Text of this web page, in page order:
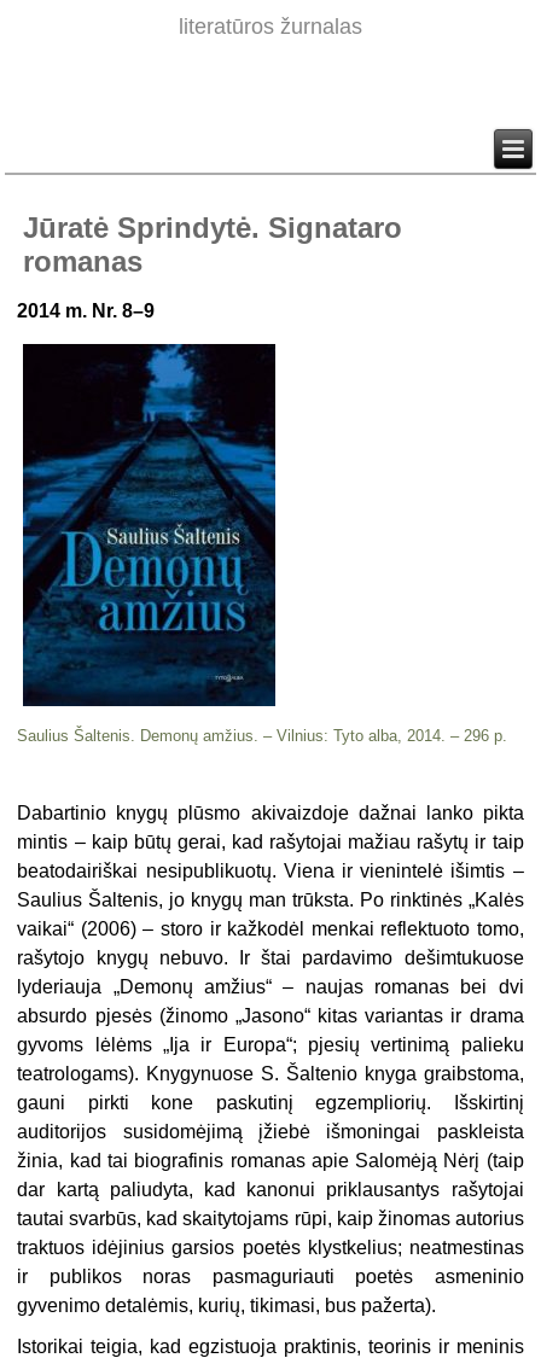
literatūros žurnalas
Jūratė Sprindytė. Signataro
romanas
2014 m. Nr. 8–9
Saulius Šaltenis. Demonų amžius. – Vilnius: Tyto alba, 2014. – 296 p.
Dabartinio knygų plūsmo akivaiz­doje dažnai lanko pikta
mintis – kaip būtų gerai, kad rašytojai mažiau ra­šytų ir taip
beatodairiškai nesipublikuotų. Viena ir vienintelė išimtis –
Saulius Šaltenis, jo knygų man trūks­ta. Po rinktinės „Kalės
vaikai“ (2006) – storo ir kažkodėl menkai reflektuoto tomo,
rašytojo knygų nebuvo. Ir štai pardavimo dešimtukuose
lyderiauja „Demonų amžius“ – naujas romanas bei dvi
absurdo pjesės (žinomo „Jasono“ kitas variantas ir drama
gyvoms lė­lėms „Ija ir Europa“; pjesių vertinimą palieku
teatrologams). Knygynuose S. Šaltenio knyga graibstoma,
gauni pirk­ti kone paskutinį egzempliorių. Išskir­tinį
auditorijos susidomėjimą įžiebė išmoningai paskleista
žinia, kad tai biografinis romanas apie Salomėją Nė­rį (taip
dar kartą paliudyta, kad ka­nonui priklausantys rašytojai
tautai svarbūs, kad skaitytojams rūpi, kaip žinomas autorius
traktuos idėjinius gar­sios poetės klystkelius; neatmestinas
ir publikos noras pasmaguriauti poetės asmeninio
gyvenimo detalėmis, kurių, tikimasi, bus pažerta).
Istorikai teigia, kad egzistuoja prak­tinis, teorinis ir meninis